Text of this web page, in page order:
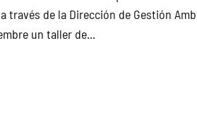
través de la Dirección de Gestión
un taller de...